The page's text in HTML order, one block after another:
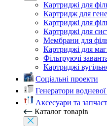
Картриджі для
Картридж для
Картриджі для
Картриджі для
Мембрани для
Картриджі для
Фільтруючі
Картриджі
Соціальні проекти
Генератори
Аксесуари та
Каталог товарів